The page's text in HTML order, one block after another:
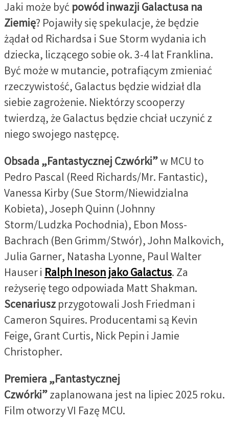
Jaki może byćpowód inwazji Galactusa na
Ziemię? Pojawiły się spekulacje, że będzie
żądał od Richardsa i Sue Storm wydania ich
dziecka, liczącego sobie ok. 3-4 lat Franklina.
Być może w mutancie, potrafiącym zmieniać
rzeczywistość, Galactus będzie widział dla
siebie zagrożenie. Niektórzy scooperzy
twierdzą, że Galactus będzie chciał uczynić z
niego swojego następcę.
Obsada „Fantastycznej Czwórki”w MCU to
Pedro Pascal (Reed Richards/Mr. Fantastic),
Vanessa Kirby (Sue Storm/Niewidzialna
Kobieta), Joseph Quinn (Johnny
Storm/Ludzka Pochodnia), Ebon Moss-
Bachrach (Ben Grimm/Stwór), John Malkovich,
Julia Garner, Natasha Lyonne, Paul Walter
Hauser iRalph Ineson jako Galactus. Za
reżyserię tego odpowiada Matt Shakman.
Scenariuszprzygotowali Josh Friedman i
Cameron Squires. Producentami są Kevin
Feige, Grant Curtis, Nick Pepin i Jamie
Christopher.
Premiera „Fantastycznej
Czwórki”zaplanowana jest na lipiec 2025 roku.
Film otworzy VI Fazę MCU.